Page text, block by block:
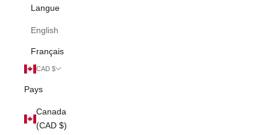
CAD $
Pays
Canada
(CAD $)
Langue
English
Français